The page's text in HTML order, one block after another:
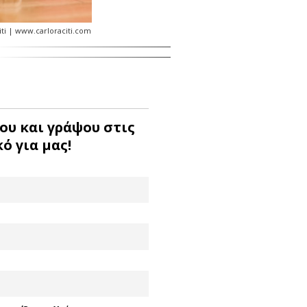
| www.carloraciti.com
και γράψου στις
για μας!